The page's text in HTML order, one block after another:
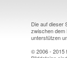
Die auf dieser
zwischen dem
unterstützen
© 2006 - 2015